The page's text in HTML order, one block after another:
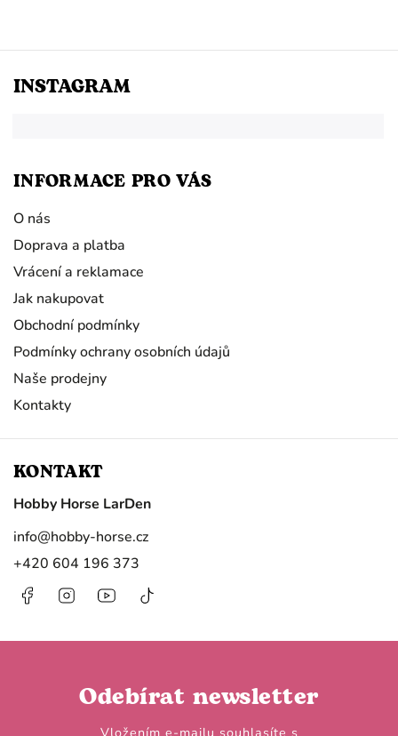
INSTAGRAM
Odebírat newsletter
Vložením e-mailu souhlasíte s
INFORMACE PRO VÁS
O nás
Doprava a platba
Vrácení a reklamace
Jak nakupovat
Obchodní podmínky
Podmínky ochrany osobních údajů
Naše prodejny
Kontakty
KONTAKT
Hobby Horse LarDen
info@hobby-horse.cz
+420 604 196 373
FacebookInstagramhttps://www.youtube.com/